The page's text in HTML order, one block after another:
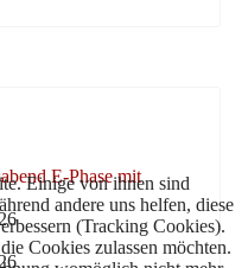
E-Phase mit
Einige von ihnen sind
andere uns helfen, diese
(Tracking Cookies).
Cookies zulassen möchten.